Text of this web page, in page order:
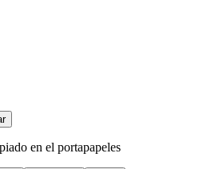
en el portapapeles